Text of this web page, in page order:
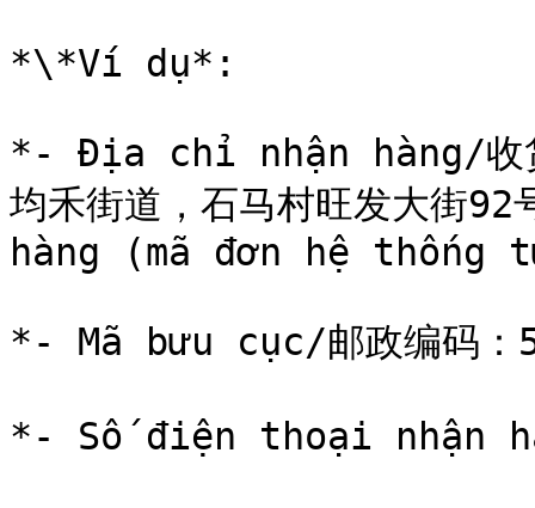
*\*Ví dụ*:
*- Địa chỉ nhận hàng/收货
均禾街道，石马村旺发大街
hàng (mã đơn hệ thống
*- Mã bưu cục/邮政编码：
*- Số điện thoại nhận